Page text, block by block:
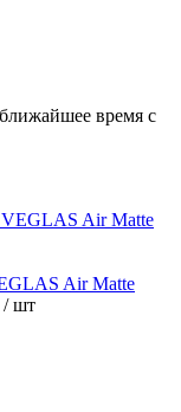
время с
Air Matte
/ шт